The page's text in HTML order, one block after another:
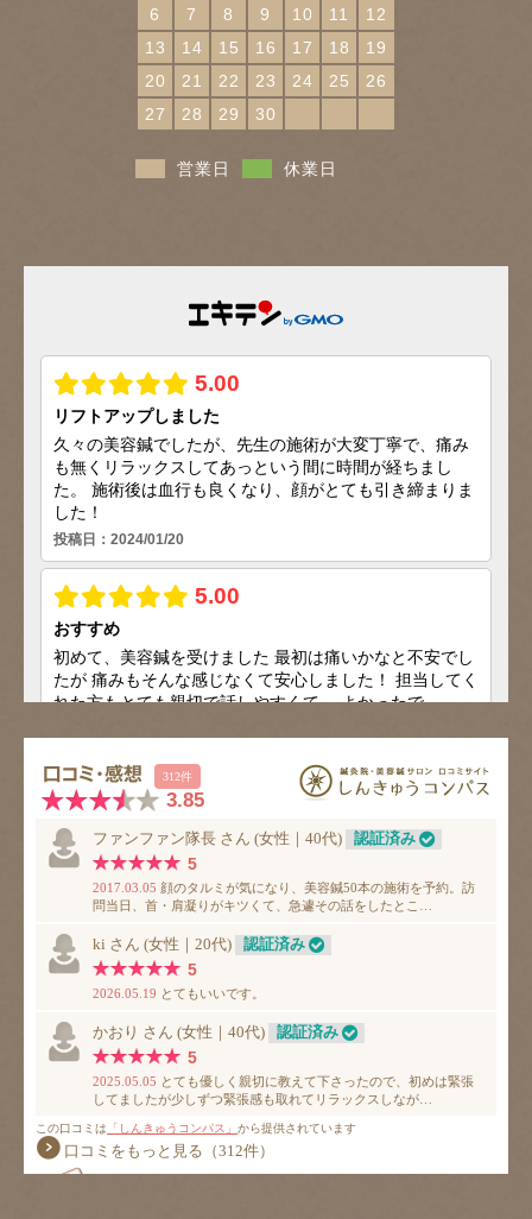
6
7 8 9 10 11
12
13
14 15 16 17 18
19
20
21 22 23 24 25
26
27
28 29 30
営業日 休業日